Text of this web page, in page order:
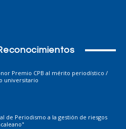
Premio CPB al mérito periodístico /
universitario
de Periodismo a la gestión de riesgos